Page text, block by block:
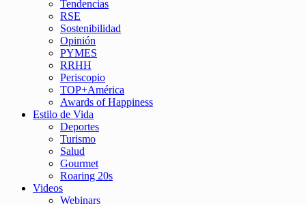
Tendencias
RSE
Sostenibilidad
Opinión
PYMES
RRHH
Periscopio
TOP+América
Awards of Happiness
Estilo de Vida
Deportes
Turismo
Salud
Gourmet
Roaring 20s
Videos
Webinars